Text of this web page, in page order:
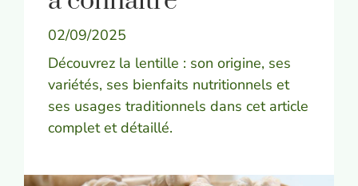
02/09/2025
Découvrez la lentille : son origine, ses
variétés, ses bienfaits nutritionnels et
ses usages traditionnels dans cet article
complet et détaillé.